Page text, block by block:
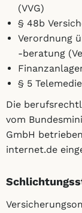
(VVG)
§ 48b
Verordnung
-beratung
§ 5
Die
vom
GmbH
internet.de